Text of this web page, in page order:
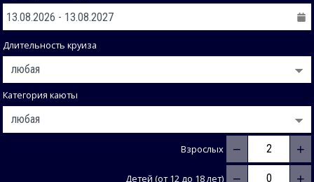
Длительность круиза
Категория каюты
Взрослых − +
Детей (от 12 до 18 лет) − +